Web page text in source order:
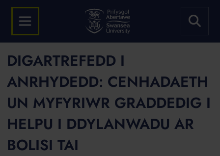
DIGARTREFEDD I
ANRHYDEDD: CENHADAETH
UN MYFYRIWR GRADDEDIG I
HELPU I DDYLANWADU AR
BOLISI TAI